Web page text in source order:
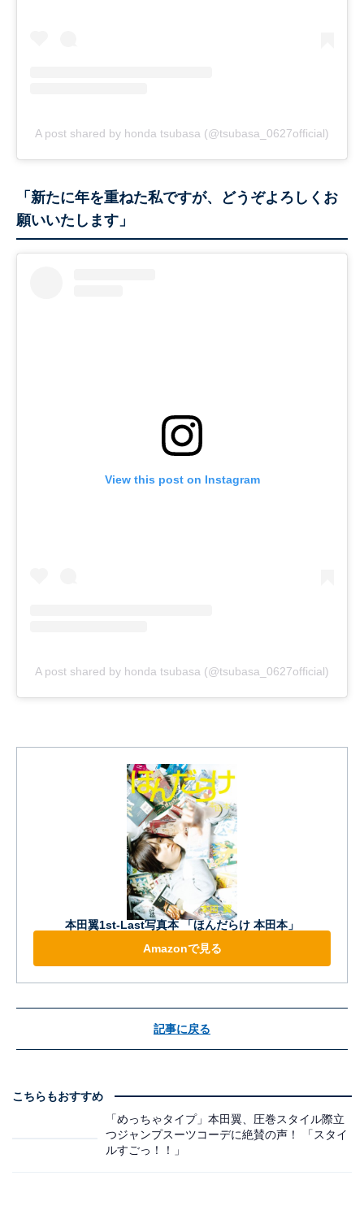
A post shared by honda tsubasa (@tsubasa_0627official)
「新たに年を重ねた私ですが、どうぞよろしくお
願いいたします」
View this post on Instagram
A post shared by honda tsubasa (@tsubasa_0627official)
本田翼1st-Last写真本 「ほんだらけ 本田本」
Amazonで見る
記事に戻る
こちらもおすすめ
「めっちゃタイプ」本田翼、圧巻スタイル際立
つジャンプスーツコーデに絶賛の声！ 「スタイ
ルすごっ！！」